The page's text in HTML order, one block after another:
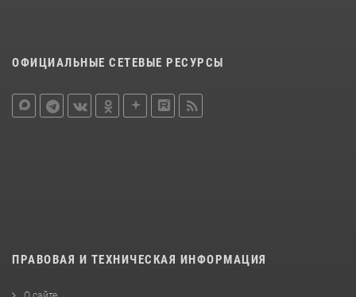
ОФИЦИАЛЬНЫЕ СЕТЕВЫЕ РЕСУРСЫ
ПРАВОВАЯ И ТЕХНИЧЕСКАЯ ИНФОРМАЦИЯ